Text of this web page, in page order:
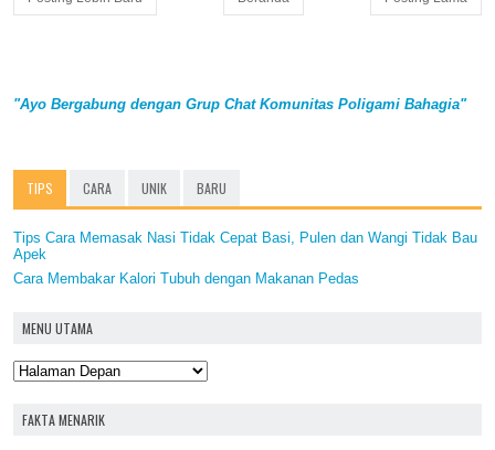
"Ayo Bergabung dengan Grup Chat Komunitas Poligami Bahagia"
TIPS CARA UNIK BARU
Tips Cara Memasak Nasi Tidak Cepat Basi, Pulen dan Wangi Tidak Bau
Apek
Cara Membakar Kalori Tubuh dengan Makanan Pedas
MENU UTAMA
FAKTA MENARIK